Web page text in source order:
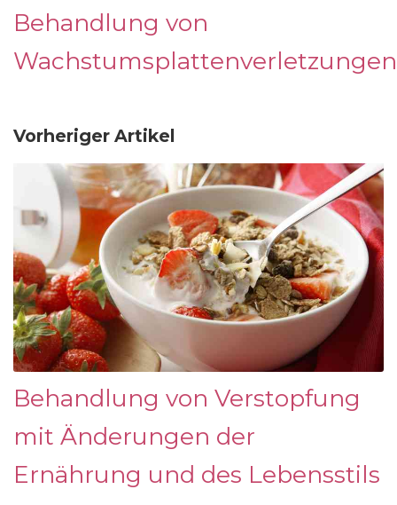
Behandlung von
Wachstumsplattenverletzungen
Vorheriger Artikel
Behandlung von Verstopfung
mit Änderungen der
Ernährung und des Lebensstils